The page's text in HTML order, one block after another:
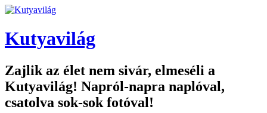
Kutyavilág
Zajlik az élet nem sivár, elmeséli a
Kutyavilág! Napról-napra naplóval,
csatolva sok-sok fotóval!